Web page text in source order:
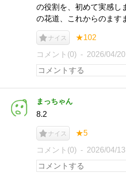
の役割を、初めて実感し
の花道、これからのます
ナイス ★102
コメント(0) 2026/04/20
まっちゃん
8.2
ナイス ★5
コメント(0) 2026/04/13